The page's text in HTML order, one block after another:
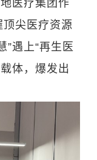
医疗集团作
尖医疗资源
”遇上“再生医
体，爆发出